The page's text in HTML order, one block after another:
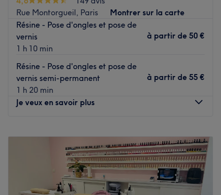
Nos coups de cœur :
L'atmosphère : un cadre zen.
Les spécialités de l'établissement : la coiffure mixte, les
épilations et les soins du visage.
Les marques et produits utilisés : Kenzo, BNB et L'Oréal.
Voir le salon
Rue Montorgueil, Paris
Montrer sur la carte
Résine - Pose d'ongles et pose de
vernis
1 h 10 min
à partir de 50 €
Résine - Pose d'ongles et pose de
vernis semi-permanent
1 h 20 min
à partir de 55 €
Je veux en savoir plus
10:00–20:00
10:00–20:00
10:00–20:00
10:00–20:00
Samedi
10:00
20:00